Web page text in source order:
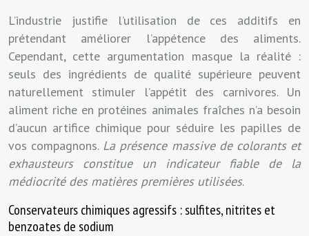
L’industrie justifie l’utilisation de ces additifs en
prétendant améliorer l’appétence des aliments.
Cependant, cette argumentation masque la réalité :
seuls des ingrédients de qualité supérieure peuvent
naturellement stimuler l’appétit des carnivores. Un
aliment riche en protéines animales fraîches n’a besoin
d’aucun artifice chimique pour séduire les papilles de
vos compagnons. La présence massive de colorants et
exhausteurs constitue un indicateur fiable de la
médiocrité des matières premières utilisées.
Conservateurs chimiques agressifs : sulfites, nitrites et
benzoates de sodium